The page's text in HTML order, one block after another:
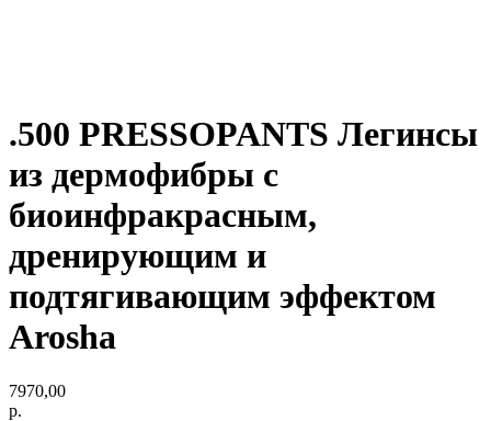
.500 PRESSOPANTS Легинсы
из дермофибры с
биоинфракрасным,
дренирующим и
подтягивающим эффектом
Arosha
7970,00
р.